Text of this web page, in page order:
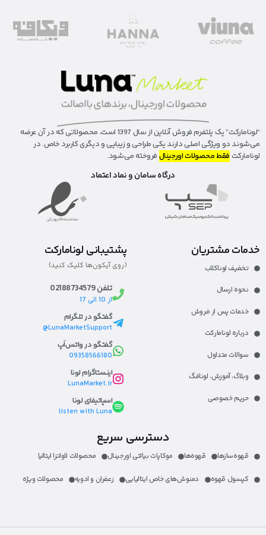
“لونا‌مارکت” یک پلتفرم فروش آنلاین از سال 1397 است، محصولاتی که در آن عرضه
می‌شوند دو ویژگی اصلی دارند یکی طراحی و زیبایی و دیگری کاربرد خاص. در
لونامارکت فقط محصولات اورجینال فروخته می‌شود.
درگاه سامان و نماد اعتماد
خدمات مشتریان
تخفیف لوناکلاب
نحوه ارسال
خدمات پس از فروش
درباره لونامارکت​
سوالات متداول
وبلاگ، آموزش، لونا‌مَگ​
حریم خصوصی
پشتیبانی لونامارکت
(روی آیکون‌ها کلیک کنید)
تلفن 02188734579
از 10 الی 17
گفتگو در تلگرام
LunaMarketSupport@
گفتگو در واتس‌اَپ
09358566180
اینستاگرام لونا
LunaMarket.ir
اسپاتیفای لونا
listen with Luna
دسترسی سریع
قهوه‌ساز‌ها قهوه‌ها موکاپات بیالتی اورجینال محصولات لاواتزا ایتالیا
کپسول قهوه دمنوش‌های خاص ایتالیایی زعفران و ادویه محصولات ویژه